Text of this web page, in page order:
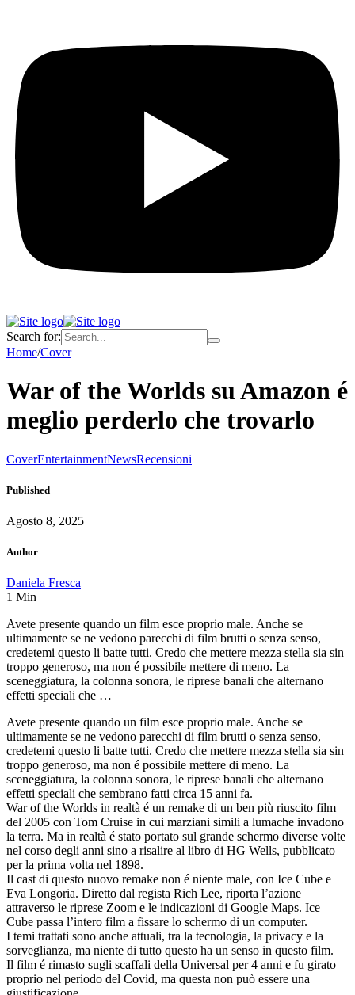
Search for:
Home/Cover
War of the Worlds su Amazon é
meglio perderlo che trovarlo
CoverEntertainmentNewsRecensioni
Published
Agosto 8, 2025
Author
Daniela Fresca
1 Min
Avete presente quando un film esce proprio male. Anche se
ultimamente se ne vedono parecchi di film brutti o senza senso,
credetemi questo li batte tutti. Credo che mettere mezza stella sia sin
troppo generoso, ma non é possibile mettere di meno. La
sceneggiatura, la colonna sonora, le riprese banali che alternano
effetti speciali che …
Avete presente quando un film esce proprio male. Anche se
ultimamente se ne vedono parecchi di film brutti o senza senso,
credetemi questo li batte tutti. Credo che mettere mezza stella sia sin
troppo generoso, ma non é possibile mettere di meno. La
sceneggiatura, la colonna sonora, le riprese banali che alternano
effetti speciali che sembrano fatti circa 15 anni fa.
War of the Worlds in realtà é un remake di un ben più riuscito film
del 2005 con Tom Cruise in cui marziani simili a lumache invadono
la terra. Ma in realtà é stato portato sul grande schermo diverse volte
nel corso degli anni sino a risalire al libro di HG Wells, pubblicato
per la prima volta nel 1898.
Il cast di questo nuovo remake non é niente male, con Ice Cube e
Eva Longoria. Diretto dal regista Rich Lee, riporta l’azione
attraverso le riprese Zoom e le indicazioni di Google Maps. Ice
Cube passa l’intero film a fissare lo schermo di un computer.
I temi trattati sono anche attuali, tra la tecnologia, la privacy e la
sorveglianza, ma niente di tutto questo ha un senso in questo film.
Il film é rimasto sugli scaffali della Universal per 4 anni e fu girato
proprio nel periodo del Covid, ma questa non può essere una